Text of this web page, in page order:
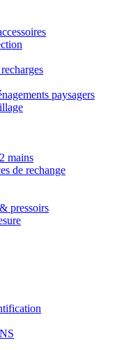
paysagers
mains
de rechange
pressoirs